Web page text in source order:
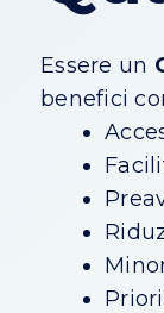
Essere un
benefici